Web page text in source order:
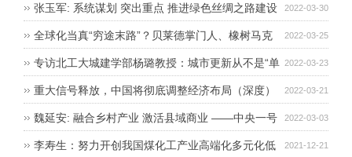
2022-03-30
张玉军: 系统谋划 突出重点 推进绿色丝绸之路建设
不断取得新成效 2022-03-25
全球化当真“穷途末路”？贝莱德掌门人、橡树马克
斯：俄乌冲突就是开始 2022-03-23
专访北工大城建学部杨璐教授：城市更新从不是“单
打独斗”，需要协作，也需要“创造性引入社会资本” 2022-03-21
重大信号释放，中国将彻底调整经济布局（深度）
2022-03-03
魏延安: 融合乡村产业 激活县域商业 ——中央一号
文件明确2022年农村电商重点 2021-12-21
李寿生：努力开创我国煤化工产业高端化多元化低